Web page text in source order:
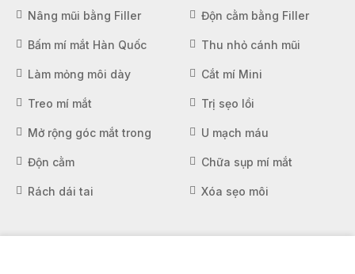
Nâng mũi bằng Filler Độn cằm bằng Filler
Bấm mí mắt Hàn Quốc Thu nhỏ cánh mũi
Làm mỏng môi dày Cắt mí Mini
Treo mí mắt Trị sẹo lồi
Mở rộng góc mắt trong U mạch máu
Độn cằm Chữa sụp mí mắt
Rách dái tai Xóa sẹo môi